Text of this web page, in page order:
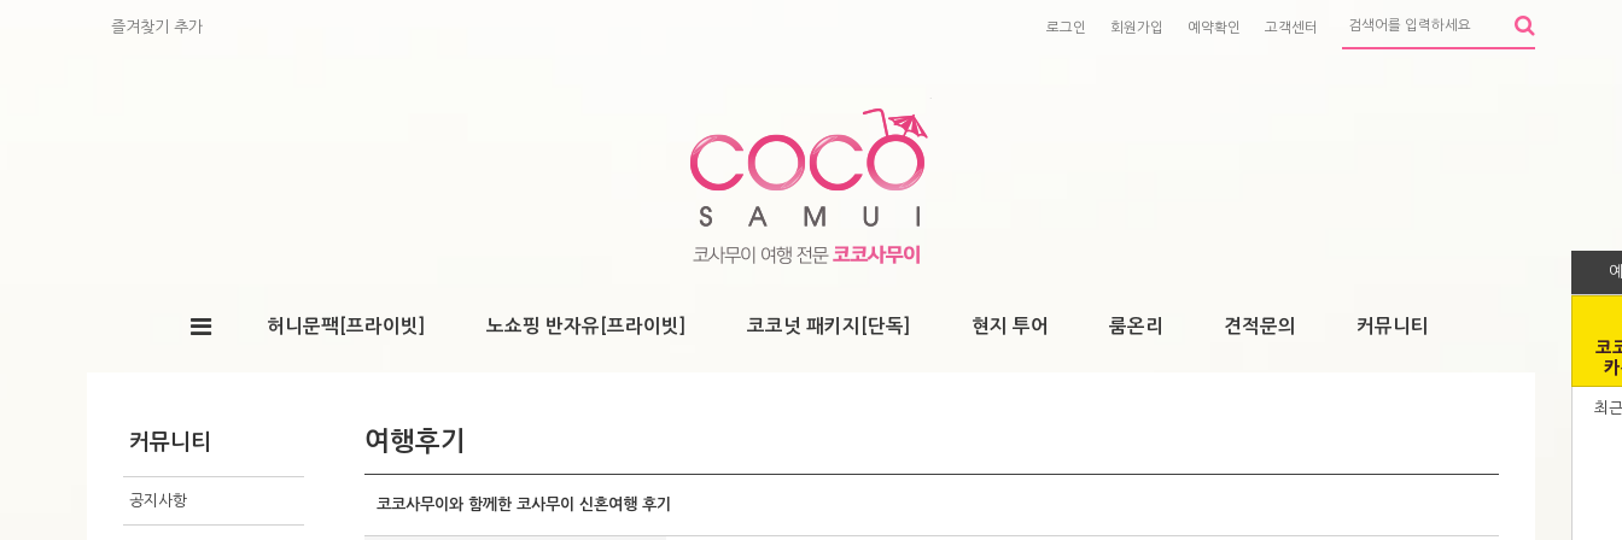
즐겨찾기 추가 로그인 회원가입 예약확인 고객센터
코
최
허니문팩[프라이빗] 노쇼핑 반자유[프라이빗] 코코넛 패키지[단독] 현지 투어 룸온리 견적문의 커뮤니티
커뮤니티
공지사항
여행후기
코코사무이와 함께한 코사무이 신혼여행 후기